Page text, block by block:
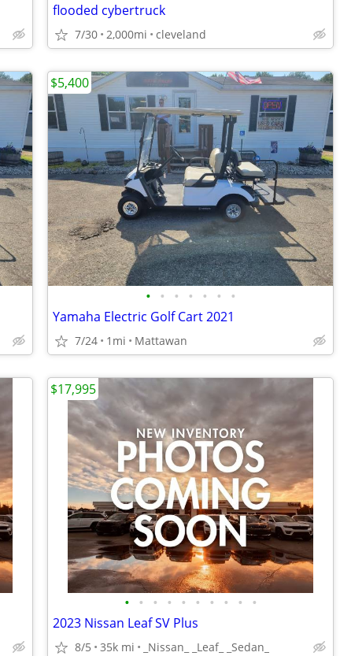
flooded cybertruck
7/30 2,000mi cleveland
• • • • • • •
Yamaha Electric Golf Cart 2021
7/24 1mi Mattawan
$5,400
• • • • • • • • • •
2023 Nissan Leaf SV Plus
8/5 35k mi _Nissan_ _Leaf_ _Sedan_
$17,995